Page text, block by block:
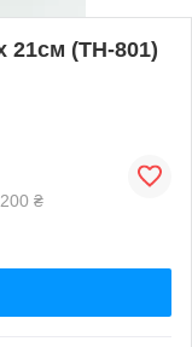
21см (TH-801)
₴